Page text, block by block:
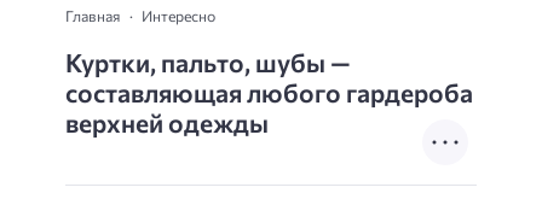
Главная Интересно
Куртки, пальто, шубы —
составляющая любого гардероба
верхней одежды